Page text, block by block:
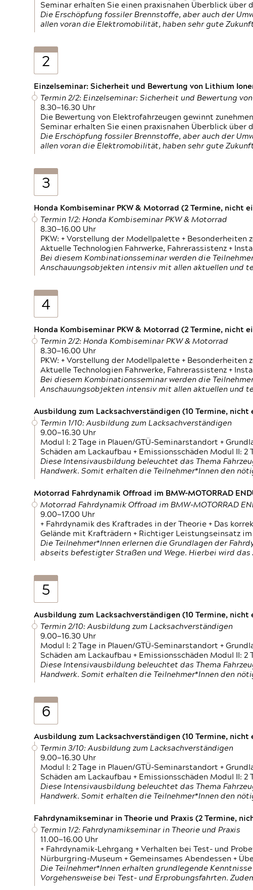
Seminar erhalten Sie einen praxisnahen Überblick
Die Erschöpfung fossiler Brennstoffe, aber auch der
allen voran die Elektromobilität, haben sehr gute
2
Einzelseminar: Sicherheit und Bewertung von Lithium
Termin 2/2: Einzelseminar: Sicherheit und Bewertung
8.30—16.30 Uhr
Die Bewertung von Elektrofahrzeugen gewinnt
Seminar erhalten Sie einen praxisnahen Überblick
Die Erschöpfung fossiler Brennstoffe, aber auch der
allen voran die Elektromobilität, haben sehr gute
3
Honda Kombiseminar PKW & Motorrad (2 Termine, nicht
Termin 1/2: Honda Kombiseminar PKW & Motorrad
8.30—16.00 Uhr
PKW: + Vorstellung der Modellpalette +
Aktuelle Technologien Fahrwerke, Fahrerassistenz +
Bei diesem Kombinationsseminar werden die
Anschauungsobjekten intensiv mit allen aktuellen und
4
Honda Kombiseminar PKW & Motorrad (2 Termine, nicht
Termin 2/2: Honda Kombiseminar PKW & Motorrad
8.30—16.00 Uhr
PKW: + Vorstellung der Modellpalette +
Aktuelle Technologien Fahrwerke, Fahrerassistenz +
Bei diesem Kombinationsseminar werden die
Anschauungsobjekten intensiv mit allen aktuellen und
Ausbildung zum Lacksachverständigen (10 Termine, nicht
Termin 1/10: Ausbildung zum Lacksachverständigen
9.00—16.30 Uhr
Modul I: 2 Tage in Plauen/GTÜ-Seminarstandort +
Schäden am Lackaufbau + Emissionsschäden Modul II:
Diese Intensivausbildung beleuchtet das Thema
Handwerk. Somit erhalten die Teilnehmer*Innen den
Motorrad Fahrdynamik Offroad im BMW-MOTORRAD
Motorrad Fahrdynamik Offroad im BMW-MOTORRAD
9.00—17.00 Uhr
+ Fahrdynamik des Kraftrades in der Theorie + Das
Gelände mit Krafträdern + Richtiger Leistungseinsatz im
Die Teilnehmer*Innen erlernen die Grundlagen der
abseits befestigter Straßen und Wege. Hierbei wird
5
Ausbildung zum Lacksachverständigen (10 Termine, nicht
Termin 2/10: Ausbildung zum Lacksachverständigen
9.00—16.30 Uhr
Modul I: 2 Tage in Plauen/GTÜ-Seminarstandort +
Schäden am Lackaufbau + Emissionsschäden Modul II:
Diese Intensivausbildung beleuchtet das Thema
Handwerk. Somit erhalten die Teilnehmer*Innen den
6
Ausbildung zum Lacksachverständigen (10 Termine, nicht
Termin 3/10: Ausbildung zum Lacksachverständigen
9.00—16.30 Uhr
Modul I: 2 Tage in Plauen/GTÜ-Seminarstandort +
Schäden am Lackaufbau + Emissionsschäden Modul II:
Diese Intensivausbildung beleuchtet das Thema
Handwerk. Somit erhalten die Teilnehmer*Innen den
Fahrdynamikseminar in Theorie und Praxis (2 Termine,
Termin 1/2: Fahrdynamikseminar in Theorie und Praxis
11.00—16.00 Uhr
+ Fahrdynamik-Lehrgang + Verhalten bei Test- und
Nürburgring-Museum + Gemeinsames Abendessen +
Die Teilnehmer*Innen erhalten grundlegende
Vorgehensweise bei Test- und Erprobungsfahrten.